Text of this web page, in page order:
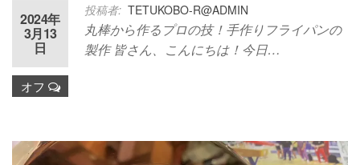
投稿者: TETUKOBO-R@ADMIN
2024年
3月13
日
オフ
丸棒から作るプロの技！手作りフライパンの
製作 皆さん、こんにちは！今日…